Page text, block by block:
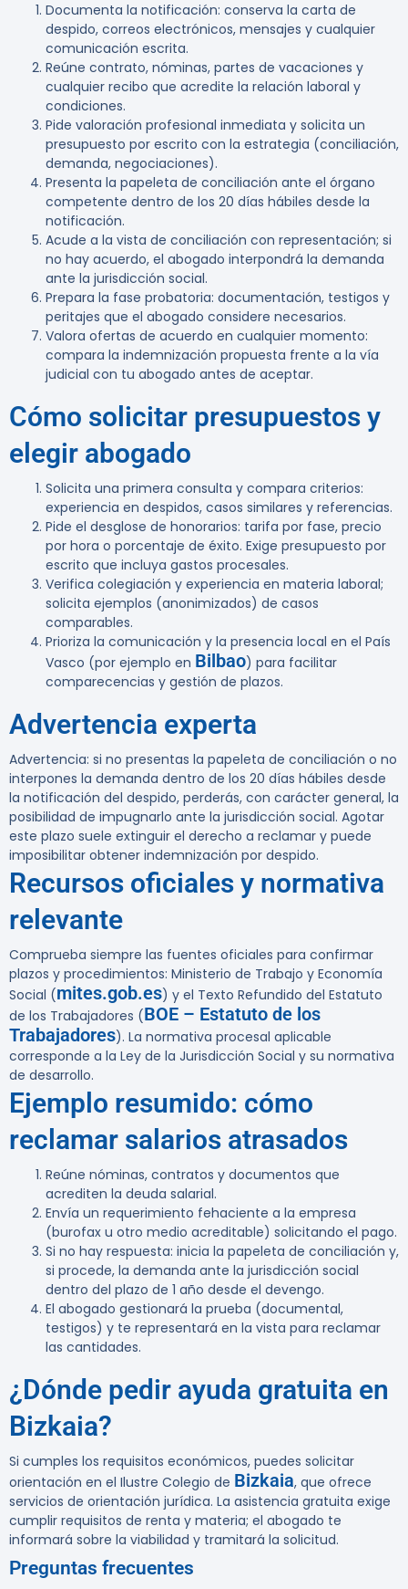
Documenta la notificación: conserva la carta de
despido, correos electrónicos, mensajes y cualquier
comunicación escrita.
Reúne contrato, nóminas, partes de vacaciones y
cualquier recibo que acredite la relación laboral y
condiciones.
Pide valoración profesional inmediata y solicita un
presupuesto por escrito con la estrategia (conciliación,
demanda, negociaciones).
Presenta la papeleta de conciliación ante el órgano
competente dentro de los 20 días hábiles desde la
notificación.
Acude a la vista de conciliación con representación; si
no hay acuerdo, el abogado interpondrá la demanda
ante la jurisdicción social.
Prepara la fase probatoria: documentación, testigos y
peritajes que el abogado considere necesarios.
Valora ofertas de acuerdo en cualquier momento:
compara la indemnización propuesta frente a la vía
judicial con tu abogado antes de aceptar.
Cómo solicitar presupuestos y
elegir abogado
Solicita una primera consulta y compara criterios:
experiencia en despidos, casos similares y referencias.
Pide el desglose de honorarios: tarifa por fase, precio
por hora o porcentaje de éxito. Exige presupuesto por
escrito que incluya gastos procesales.
Verifica colegiación y experiencia en materia laboral;
solicita ejemplos (anonimizados) de casos
comparables.
Prioriza la comunicación y la presencia local en el País
Vasco (por ejemplo en Bilbao) para facilitar
comparecencias y gestión de plazos.
Advertencia experta
Advertencia: si no presentas la papeleta de conciliación o no
interpones la demanda dentro de los 20 días hábiles desde
la notificación del despido, perderás, con carácter general, la
posibilidad de impugnarlo ante la jurisdicción social. Agotar
este plazo suele extinguir el derecho a reclamar y puede
imposibilitar obtener indemnización por despido.
Recursos oficiales y normativa
relevante
Comprueba siempre las fuentes oficiales para confirmar
plazos y procedimientos: Ministerio de Trabajo y Economía
Social (mites.gob.es) y el Texto Refundido del Estatuto
de los Trabajadores (BOE – Estatuto de los
Trabajadores). La normativa procesal aplicable
corresponde a la Ley de la Jurisdicción Social y su normativa
de desarrollo.
Ejemplo resumido: cómo
reclamar salarios atrasados
Reúne nóminas, contratos y documentos que
acrediten la deuda salarial.
Envía un requerimiento fehaciente a la empresa
(burofax u otro medio acreditable) solicitando el pago.
Si no hay respuesta: inicia la papeleta de conciliación y,
si procede, la demanda ante la jurisdicción social
dentro del plazo de 1 año desde el devengo.
El abogado gestionará la prueba (documental,
testigos) y te representará en la vista para reclamar
las cantidades.
¿Dónde pedir ayuda gratuita en
Bizkaia?
Si cumples los requisitos económicos, puedes solicitar
orientación en el Ilustre Colegio de Bizkaia, que ofrece
servicios de orientación jurídica. La asistencia gratuita exige
cumplir requisitos de renta y materia; el abogado te
informará sobre la viabilidad y tramitará la solicitud.
Preguntas frecuentes